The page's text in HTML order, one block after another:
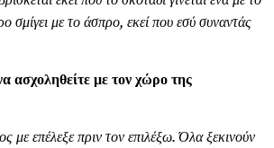
σμίγει με το άσπρο, εκεί που εσύ συναντάς
ασχοληθείτε με τον χώρο της
με επέλεξε πριν τον επιλέξω. Όλα ξεκινούν